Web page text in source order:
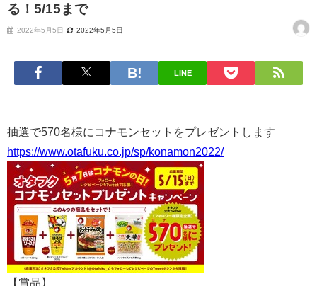
る！5/15まで
2022年5月5日 2022年5月5日
LINE
抽選で570名様にコナモンセットをプレゼントします
https://www.otafuku.co.jp/sp/konamon2022/
【賞品】